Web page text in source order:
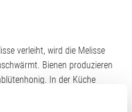
verleiht, wird die Melisse
Bienen produzieren
In der Küche
kann Salate, Soßen